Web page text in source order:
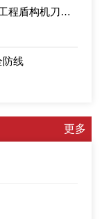
蓄势待发| 澳门轻轨东线南段设计连建造工程盾构机刀盘顺利吊装下井
防线
更多